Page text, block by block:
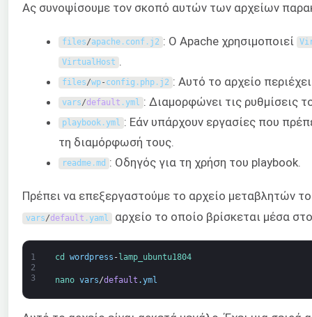
Ας συνοψίσουμε τον σκοπό αυτών των αρχείων
files/apache. conf. j2 : Ο Apache χρησιμοποιεί
VirtualHost .
files/wp- config . php. j2 : Αυτό το αρχείο
vars/default .yml : Διαμορφώνει τις ρυθμίσεις
playbook.yml : Εάν υπάρχουν εργασίες που
τη διαμόρφωσή τους.
readme.md : Οδηγός για τη χρήση του playbook.
Πρέπει να επεξεργαστούμε το αρχείο μεταβλητών
vars/default .yaml αρχείο το οποίο βρίσκεται μέσα
1
2
3
cd wordpress -lamp_ubuntu1804
nano vars/default .yml